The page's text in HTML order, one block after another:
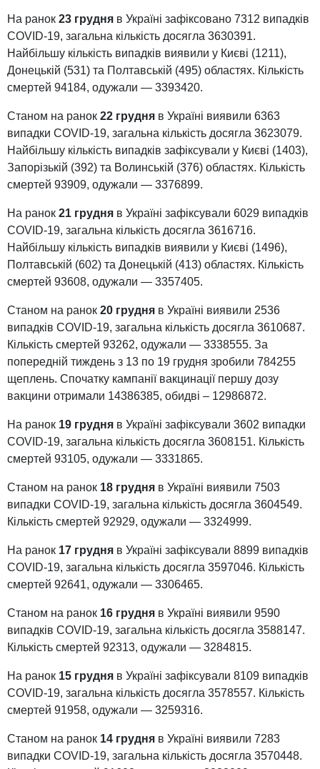
На ранок 23 грудня в Україні зафіксовано 7312 випадків
COVID-19, загальна кількість досягла 3630391.
Найбільшу кількість випадків виявили у Києві (1211),
Донецькій (531) та Полтавській (495) областях. Кількість
смертей 94184, одужали — 3393420.
Станом на ранок 22 грудня в Україні виявили 6363
випадки COVID-19, загальна кількість досягла 3623079.
Найбільшу кількість випадків зафіксували у Києві (1403),
Запорізькій (392) та Волинській (376) областях. Кількість
смертей 93909, одужали — 3376899.
На ранок 21 грудня в Україні зафіксували 6029 випадків
COVID-19, загальна кількість досягла 3616716.
Найбільшу кількість випадків виявили у Києві (1496),
Полтавській (602) та Донецькій (413) областях. Кількість
смертей 93608, одужали — 3357405.
Станом на ранок 20 грудня в Україні виявили 2536
випадків COVID-19, загальна кількість досягла 3610687.
Кількість смертей 93262, одужали — 3338555. За
попередній тиждень з 13 по 19 грудня зробили 784255
щеплень. Спочатку кампанії вакцинації першу дозу
вакцини отримали 14386385, обидві – 12986872.
На ранок 19 грудня в Україні зафіксували 3602 випадки
COVID-19, загальна кількість досягла 3608151. Кількість
смертей 93105, одужали — 3331865.
Станом на ранок 18 грудня в Україні виявили 7503
випадки COVID-19, загальна кількість досягла 3604549.
Кількість смертей 92929, одужали — 3324999.
На ранок 17 грудня в Україні зафіксували 8899 випадків
СOVID-19, загальна кількість досягла 3597046. Кількість
смертей 92641, одужали — 3306465.
Станом на ранок 16 грудня в Україні виявили 9590
випадків COVID-19, загальна кількість досягла 3588147.
Кількість смертей 92313, одужали — 3284815.
На ранок 15 грудня в Україні зафіксували 8109 випадків
COVID-19, загальна кількість досягла 3578557. Кількість
смертей 91958, одужали — 3259316.
Станом на ранок 14 грудня в Україні виявили 7283
випадки COVID-19, загальна кількість досягла 3570448.